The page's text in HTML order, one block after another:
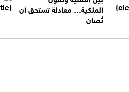
الملكية… معادلة تستحق أن
تُصان